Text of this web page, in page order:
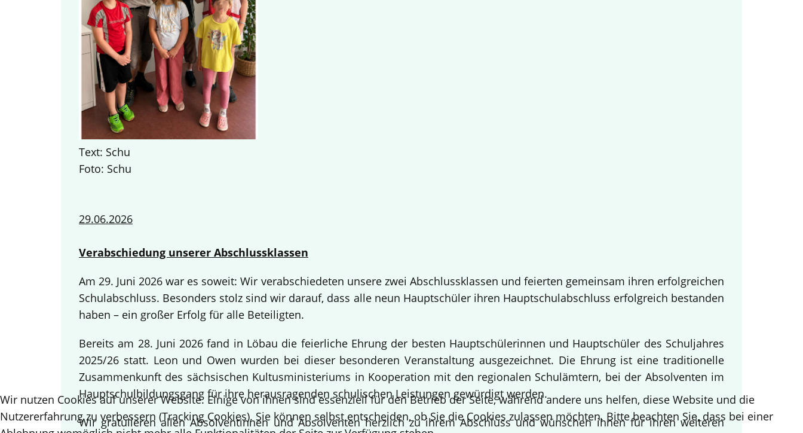
Text: Schu
Foto: Schu
29.06.2026
Verabschiedung unserer Abschlussklassen
Am 29. Juni 2026 war es soweit: Wir verabschiedeten unsere zwei Abschlussklassen und feierten gemeinsam ihren erfolgreichen
Schulabschluss. Besonders stolz sind wir darauf, dass alle neun Hauptschüler ihren Hauptschulabschluss erfolgreich bestanden
haben – ein großer Erfolg für alle Beteiligten.
Bereits am 28. Juni 2026 fand in Löbau die feierliche Ehrung der besten Hauptschülerinnen und Hauptschüler des Schuljahres
2025/26 statt. Leon und Owen wurden bei dieser besonderen Veranstaltung ausgezeichnet. Die Ehrung ist eine traditionelle
Zusammenkunft des sächsischen Kultusministeriums in Kooperation mit den regionalen Schulämtern, bei der Absolventen im
Hauptschulbildungsgang für ihre herausragenden schulischen Leistungen gewürdigt werden.
Wir gratulieren allen Absolventinnen und Absolventen herzlich zu ihrem Abschluss und wünschen ihnen für ihren weiteren
Wir nutzen Cookies auf unserer Website. Einige von ihnen sind essenziell für den Betrieb der Seite, während andere uns helfen, diese Website und die
Nutzererfahrung zu verbessern (Tracking Cookies). Sie können selbst entscheiden, ob Sie die Cookies zulassen möchten. Bitte beachten Sie, dass bei einer